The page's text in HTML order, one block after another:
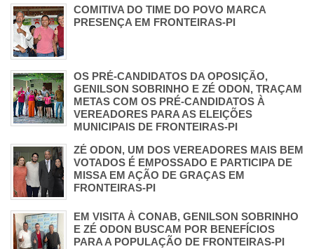
COMITIVA DO TIME DO POVO MARCA
PRESENÇA EM FRONTEIRAS-PI
OS PRÉ-CANDIDATOS DA OPOSIÇÃO,
GENILSON SOBRINHO E ZÉ ODON, TRAÇAM
METAS COM OS PRÉ-CANDIDATOS À
VEREADORES PARA AS ELEIÇÕES
MUNICIPAIS DE FRONTEIRAS-PI
ZÉ ODON, UM DOS VEREADORES MAIS BEM
VOTADOS É EMPOSSADO E PARTICIPA DE
MISSA EM AÇÃO DE GRAÇAS EM
FRONTEIRAS-PI
EM VISITA À CONAB, GENILSON SOBRINHO
E ZÉ ODON BUSCAM POR BENEFÍCIOS
PARA A POPULAÇÃO DE FRONTEIRAS-PI